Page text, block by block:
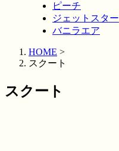
ピーチ
ジェットスター
バニラエア
HOME >
スクート
スクート